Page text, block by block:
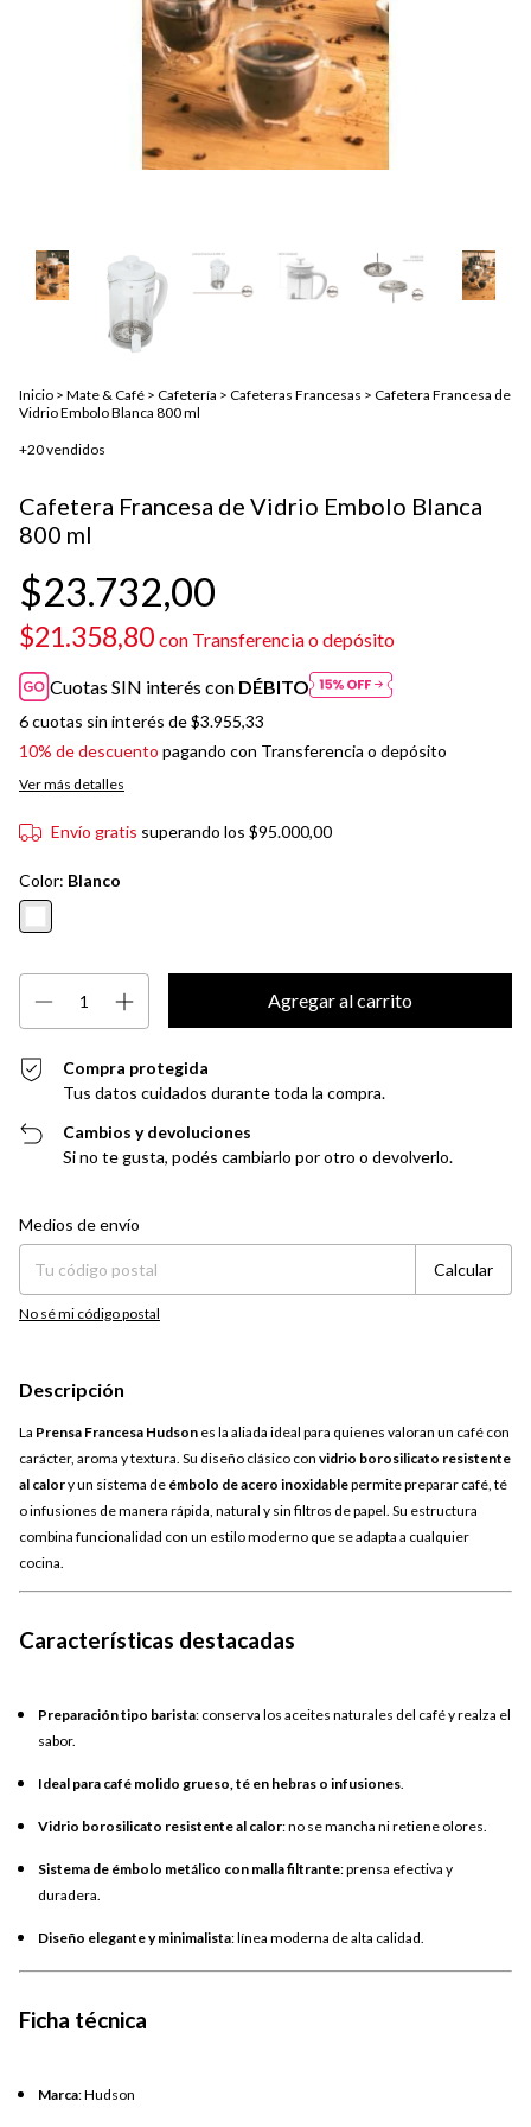
Inicio > Mate & Café > Cafetería > Cafeteras Francesas > Cafetera Francesa de
Vidrio Embolo Blanca 800 ml
+20 vendidos
Cafetera Francesa de Vidrio Embolo Blanca
800 ml
$23.732,00
$21.358,80 con Transferencia o depósito
Cuotas SIN interés con DÉBITO
6cuotas sin interés de$3.955,33
10% de descuento pagando con Transferencia o depósito
Ver más detalles
Envío gratis superando los $95.000,00
Color: Blanco
Compra protegida
Tus datos cuidados durante toda la compra.
Cambios y devoluciones
Si no te gusta, podés cambiarlo por otro o devolverlo.
Entregas para el CP:
Medios de envío
Calcular
No sé mi código postal
Descripción
La Prensa Francesa Hudson es la aliada ideal para quienes valoran un café con
carácter, aroma y textura. Su diseño clásico con vidrio borosilicato resistente
al calory un sistema de émbolo de acero inoxidablepermite preparar café, té
o infusiones de manera rápida, natural y sin filtros de papel. Su estructura
combina funcionalidad con un estilo moderno que se adapta a cualquier
cocina.
Características destacadas
Preparación tipo barista: conserva los aceites naturales del café y realza el
sabor.
Ideal para café molido grueso, té en hebras o infusiones.
Vidrio borosilicato resistente al calor: no se mancha ni retiene olores.
Sistema de émbolo metálico con malla filtrante: prensa efectiva y
duradera.
Diseño elegante y minimalista: línea moderna de alta calidad.
Ficha técnica
Marca: Hudson